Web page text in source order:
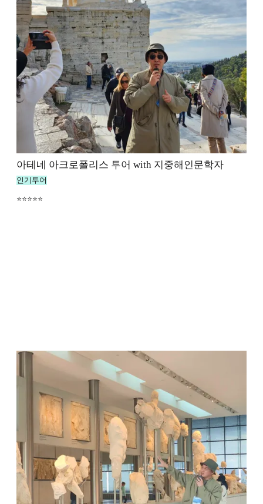
아테네 아크로폴리스 투어 with 지중해인문학자
인기투어
⭐⭐⭐⭐⭐